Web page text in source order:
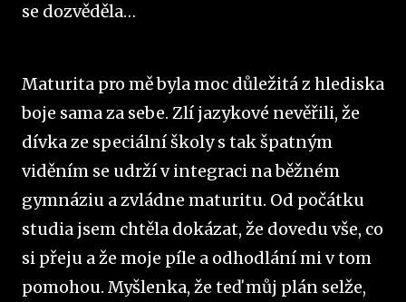
se dozvěděla…
Maturita pro mě byla moc důležitá z hlediska
boje sama za sebe. Zlí jazykové nevěřili, že
dívka ze speciální školy s tak špatným
viděním se udrží v integraci na běžném
gymnáziu a zvládne maturitu. Od počátku
studia jsem chtěla dokázat, že dovedu vše, co
si přeju a že moje píle a odhodlání mi v tom
pomohou. Myšlenka, že teď můj plán selže,